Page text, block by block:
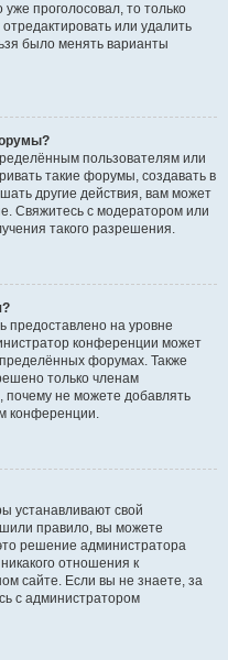
проголосовал, то только
или удалить
было менять варианты
пользователям или
такие форумы, создавать в
другие действия, вам может
Свяжитесь с модератором или
такого разрешения.
предоставлено на уровне
конференции может
форумах. Также
только членам
почему не можете добавлять
конференции.
устанавливают свой
правило, вы можете
решение администратора
отношения к
сайте. Если вы не знаете, за
с администратором